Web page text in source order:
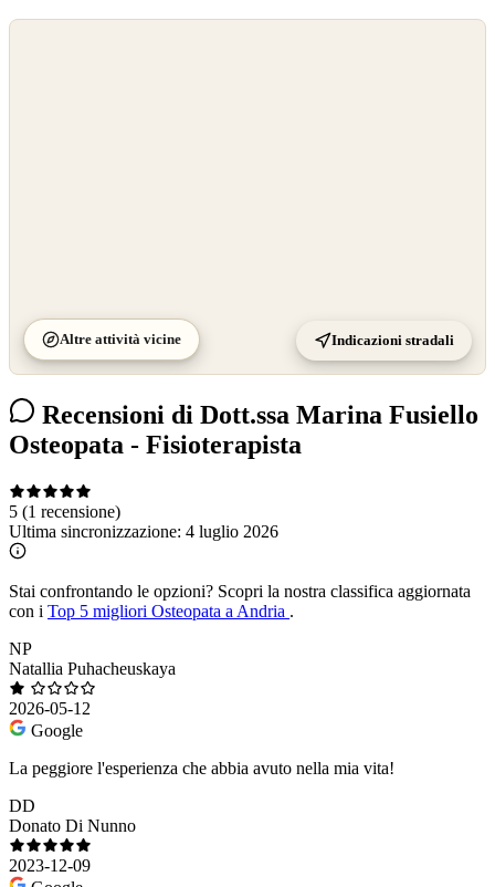
Altre attività vicine Indicazioni stradali
Recensioni di Dott.ssa Marina Fusiello
Osteopata - Fisioterapista
5 (1 recensione)
Ultima sincronizzazione: 4 luglio 2026
Stai confrontando le opzioni? Scopri la nostra classifica aggiornata
con i Top 5 migliori Osteopata a Andria .
NP
Natallia Puhacheuskaya
2026-05-12
Google
La peggiore l'esperienza che abbia avuto nella mia vita!
DD
Donato Di Nunno
2023-12-09